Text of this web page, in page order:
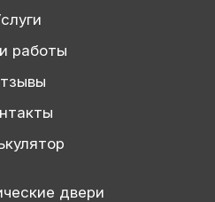
работы
двери